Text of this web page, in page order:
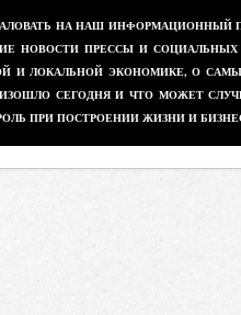
ПОЖАЛОВАТЬ НА НАШ
НОВОСТИ ПРЕССЫ И
И ЛОКАЛЬНОЙ ЭКОНОМИКЕ, О
СЕГОДНЯ И ЧТО МОЖЕТ
ПРИ ПОСТРОЕНИИ ЖИЗНИ И